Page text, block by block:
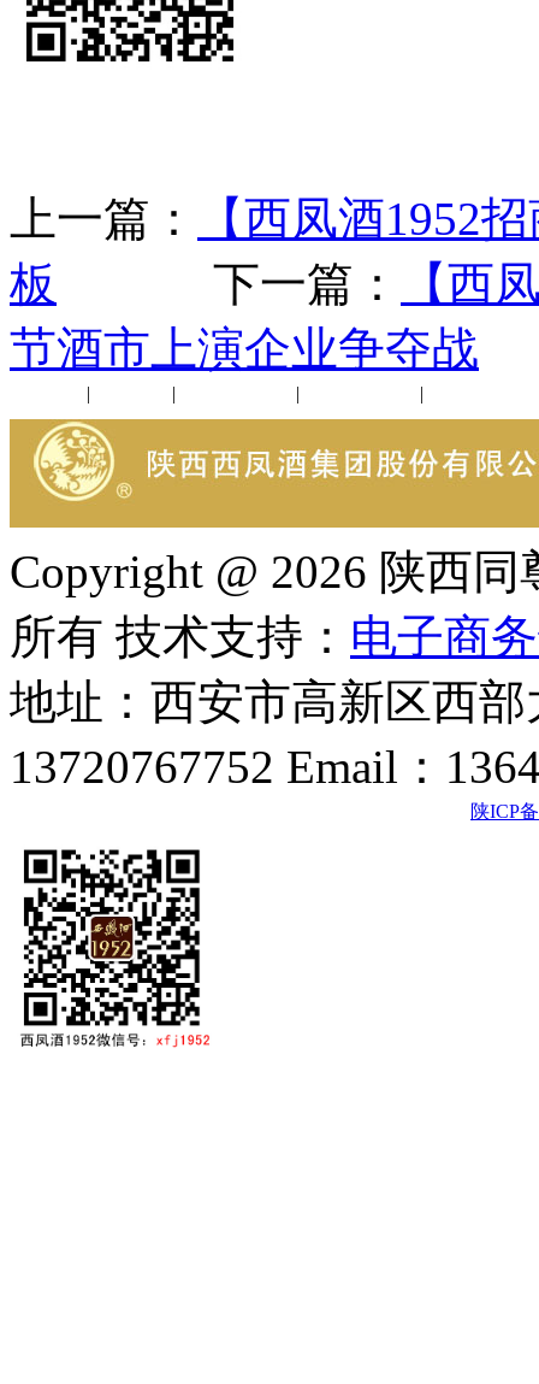
上一篇：
【西凤酒1952
板
下一篇：
【西
节酒市上演企业争夺战
| | | |
Copyright @ 2026 陕西
所有 技术支持： 电子商
地址：西安市高新区西
13720767752 Email：
陕ICP